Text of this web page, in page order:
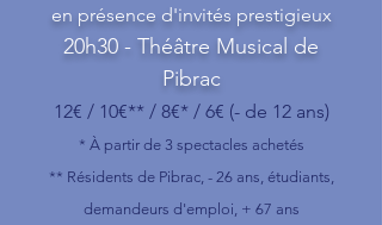
en présence d'invités prestigieux
20h30 - Théâtre Musical de
Pibrac
12€ / 10€** / 8€* / 6€ (- de 12 ans)
* À partir de 3 spectacles achetés
** Résidents de Pibrac, - 26 ans, étudiants,
demandeurs d'emploi, + 67 ans